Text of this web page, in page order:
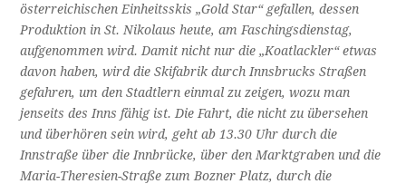
österreichischen Einheitsskis „Gold Star“ gefallen, dessen
Produktion in St. Nikolaus heute, am Faschingsdienstag,
aufgenommen wird. Damit nicht nur die „Koatlackler“ etwas
davon haben, wird die Skifabrik durch Innsbrucks Straßen
gefahren, um den Stadtlern einmal zu zeigen, wozu man
jenseits des Inns fähig ist. Die Fahrt, die nicht zu übersehen
und überhören sein wird, geht ab 13.30 Uhr durch die
Innstraße über die Innbrücke, über den Marktgraben und die
Maria-Theresien-Straße zum Bozner Platz, durch die